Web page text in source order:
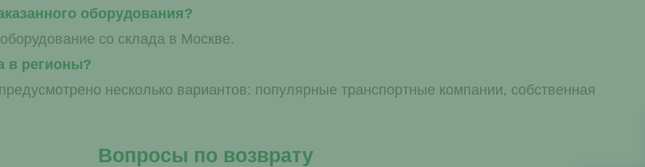
оборудования?
со склада в Москве.
в регионы?
несколько вариантов: популярные транспортные компании, собственная
Вопросы по возврату